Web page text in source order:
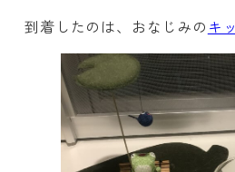
到着したのは、おなじみの キ